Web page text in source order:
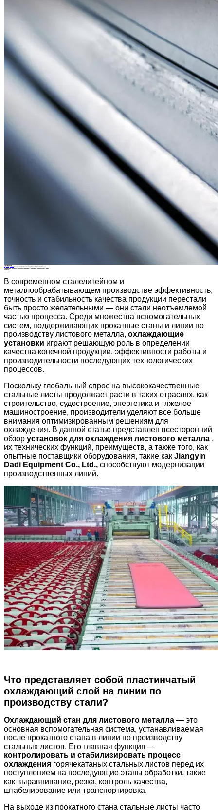
В современном сталелитейном и
металлообрабатывающем производстве эффективность,
точность и стабильность качества продукции перестали
быть просто желательными — они стали неотъемлемой
частью процесса. Среди множества вспомогательных
систем, поддерживающих прокатные станы и линии по
производству листового металла, охлаждающие
установки играют решающую роль в определении
качества конечной продукции, эффективности работы и
производительности последующих технологических
процессов.
Поскольку глобальный спрос на высококачественные
стальные листы продолжает расти в таких отраслях, как
строительство, судостроение, энергетика и тяжелое
машиностроение, производители уделяют все больше
внимания оптимизированным решениям для
охлаждения. В данной статье представлен всесторонний
обзор установок для охлаждения листового металла ,
их технических функций, преимуществ, а также того, как
опытные поставщики оборудования, такие как Jiangyin
Dadi Equipment Co., Ltd., способствуют модернизации
производственных линий.
Что представляет собой пластинчатый
охлаждающий слой на линии по
производству стали?
Охлаждающий стан для листового металла — это
основная вспомогательная система, устанавливаемая
после прокатного стана в линии по производству
стальных листов. Его главная функция —
контролировать и стабилизировать процесс
охлаждения горячекатаных стальных листов перед их
поступлением на последующие этапы обработки, такие
как выравнивание, резка, контроль качества,
штабелирование или транспортировка.
На выходе из прокатного стана стальные листы часто